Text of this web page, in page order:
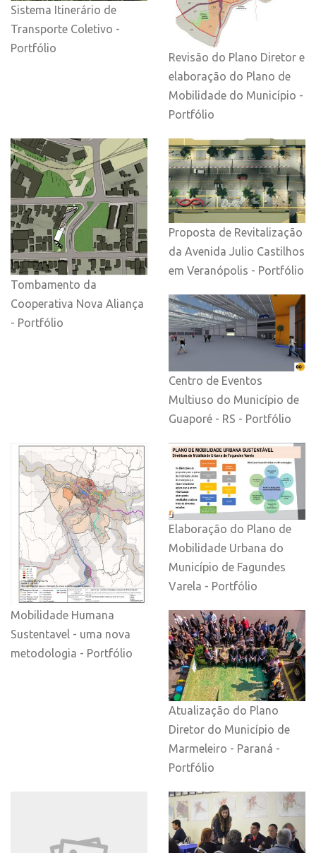
Sistema Itinerário de
Transporte Coletivo -
Portfólio
Revisão do Plano Diretor e
elaboração do Plano de
Mobilidade do Município -
Portfólio
Tombamento da
Cooperativa Nova Aliança
- Portfólio
Proposta de Revitalização
da Avenida Julio Castilhos
em Veranópolis - Portfólio
Centro de Eventos
Multiuso do Município de
Guaporé - RS - Portfólio
Mobilidade Humana
Sustentavel - uma nova
metodologia - Portfólio
Elaboração do Plano de
Mobilidade Urbana do
Município de Fagundes
Varela - Portfólio
Atualização do Plano
Diretor do Município de
Marmeleiro - Paraná -
Portfólio